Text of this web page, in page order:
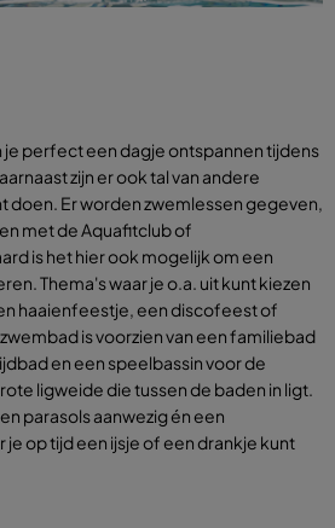
je perfect een dagje ontspannen tijdens
zijn er ook tal van andere
doen. Er worden zwemlessen gegeven,
met de Aquafitclub of
is het hier ook mogelijk om een
Thema's waar je o.a. uit kunt kiezen
haaienfeestje, een discofeest of
is voorzien van een familiebad
en een speelbassin voor de
ligweide die tussen de baden in ligt.
parasols aanwezig én een
op tijd een ijsje of een drankje kunt